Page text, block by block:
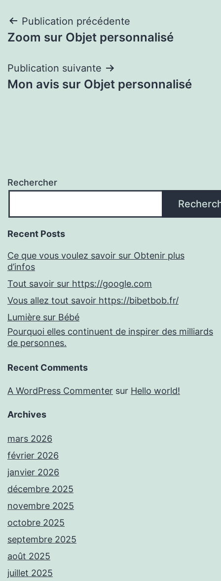
Navigation
de
l’article
Publication précédente
Zoom sur Objet personnalisé
Publication suivante
Mon avis sur Objet personnalisé
Rechercher
Recent Posts
Ce que vous voulez savoir sur Obtenir plus
d’infos
Tout savoir sur https://google.com
Vous allez tout savoir https://bibetbob.fr/
Lumière sur Bébé
Pourquoi elles continuent de inspirer des milliards
de personnes.
Recent Comments
A WordPress Commenter sur Hello world!
Archives
mars 2026
février 2026
janvier 2026
décembre 2025
novembre 2025
octobre 2025
septembre 2025
août 2025
juillet 2025